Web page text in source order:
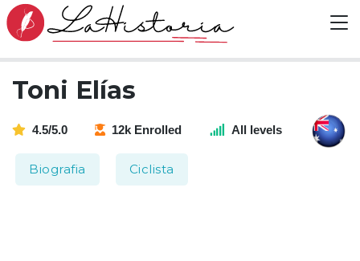
Toni Elías
4.5/5.0 12k Enrolled All levels
Biografia Ciclista